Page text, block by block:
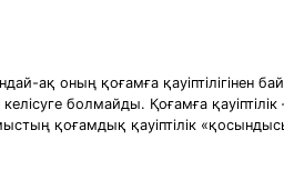
ақ оның қоғамға қауіптілігінен
болмайды. Қоғамға
қоғамдық қауіптілік